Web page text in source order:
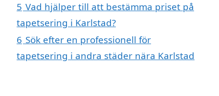
5 Vad hjälper till att bestämma priset på
tapetsering i Karlstad?
6 Sök efter en professionell för
tapetsering i andra städer nära Karlstad